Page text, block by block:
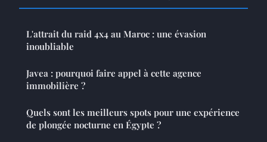
L'attrait du raid 4x4 au Maroc : une évasion
inoubliable
Javea : pourquoi faire appel à cette agence
immobilière ?
Quels sont les meilleurs spots pour une expérience
de plongée nocturne en Égypte ?